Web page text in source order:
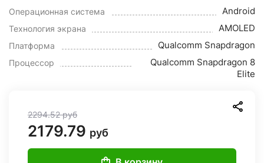
Операционная система Android
Технология экрана AMOLED
Платформа Qualcomm Snapdragon
Процессор
Qualcomm Snapdragon 8
Elite
2294.52руб
2179.79 руб